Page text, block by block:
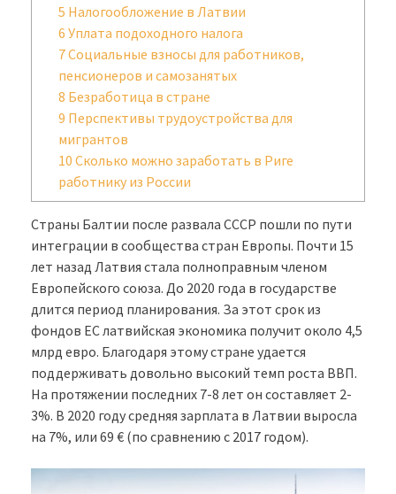
5 Налогообложение в Латвии
6 Уплата подоходного налога
7Социальные взносы для работников,
пенсионеров и самозанятых
8 Безработица в стране
9 Перспективы трудоустройства для
мигрантов
10 Сколько можно заработать в Риге
работнику из России
Страны Балтии после развала СССР пошли по пути
интеграции в сообщества стран Европы. Почти 15
лет назад Латвия стала полноправным членом
Европейского союза. До 2020 года в государстве
длится период планирования. За этот срок из
фондов ЕС латвийская экономика получит около 4,5
млрд евро. Благодаря этому стране удается
поддерживать довольно высокий темп роста ВВП.
На протяжении последних 7-8 лет он составляет 2-
3%. В 2020 году средняя зарплата в Латвии выросла
на 7%, или 69 € (по сравнению с 2017 годом).